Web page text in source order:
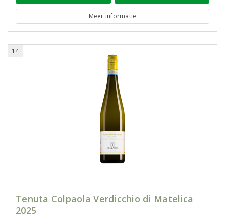
Meer informatie
14
Tenuta Colpaola Verdicchio di Matelica
2025